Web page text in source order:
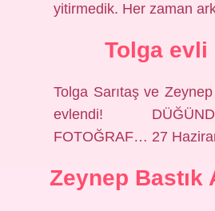
yitirmedik. Her zaman
Tolga evli
Tolga Sarıtaş ve
evlendi!
FOTOĞRAF… 27
Zeynep Bastık